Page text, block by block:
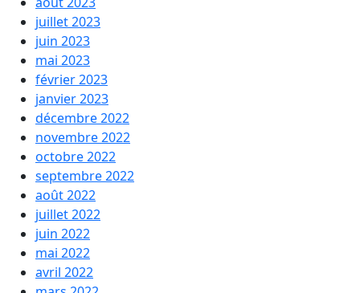
juillet 2023
juin 2023
mai 2023
février 2023
janvier 2023
décembre 2022
novembre 2022
octobre 2022
septembre 2022
août 2022
juillet 2022
juin 2022
mai 2022
avril 2022